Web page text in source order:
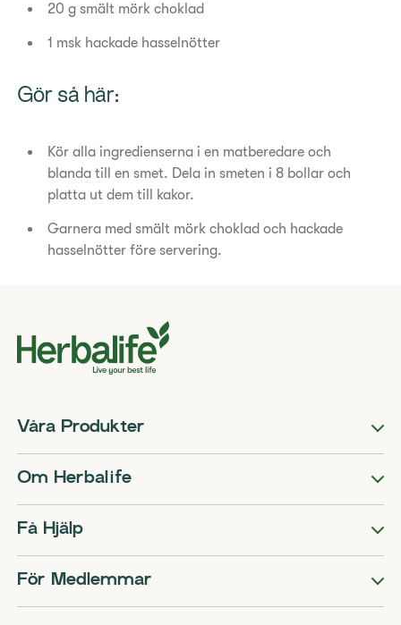
20 g smält mörk choklad
1 msk hackade hasselnötter
Gör så här:
Kör alla ingredienserna i en matberedare och
blanda till en smet. Dela in smeten i 8 bollar och
platta ut dem till kakor.
Garnera med smält mörk choklad och hackade
hasselnötter före servering.
Våra Produkter
Om Herbalife
Få Hjälp
För Medlemmar